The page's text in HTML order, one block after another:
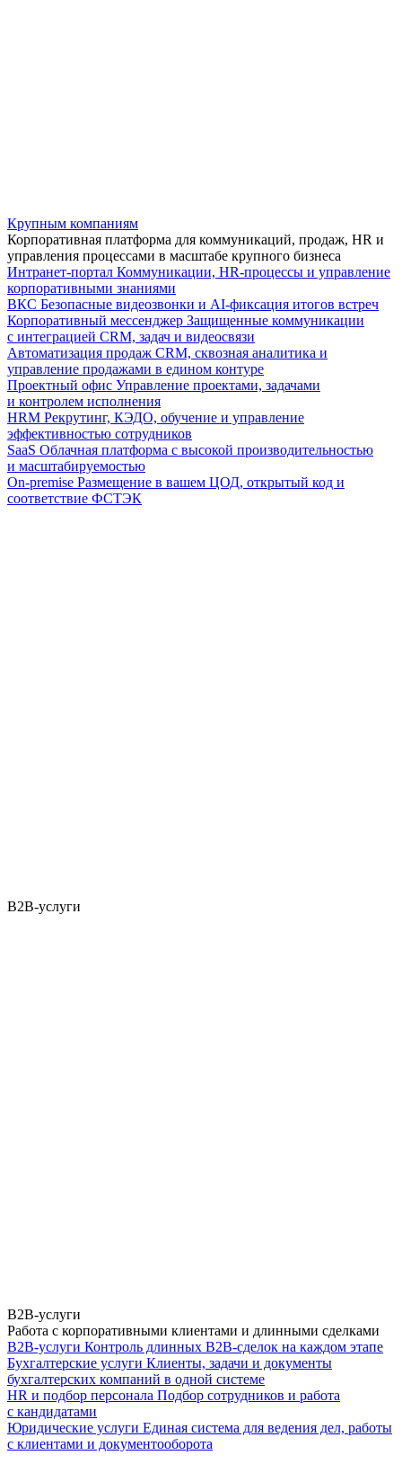
Крупным компаниям
Корпоративная платформа для коммуникаций, продаж, HR и
управления процессами в масштабе крупного бизнеса
Интранет-портал Коммуникации, HR-процессы и управление
корпоративными знаниями
ВКС Безопасные видеозвонки и AI-фиксация итогов встреч
Корпоративный мессенджер Защищенные коммуникации
с интеграцией CRM, задач и видеосвязи
Автоматизация продаж CRM, сквозная аналитика и
управление продажами в едином контуре
Проектный офис Управление проектами, задачами
и контролем исполнения
HRM Рекрутинг, КЭДО, обучение и управление
эффективностью сотрудников
SaaS Облачная платформа с высокой производительностью
и масштабируемостью
On-premise Размещение в вашем ЦОД, открытый код и
соответствие ФСТЭК
B2B-услуги
B2B-услуги
Работа с корпоративными клиентами и длинными сделками
B2B-услуги Контроль длинных B2B-сделок на каждом этапе
Бухгалтерские услуги Клиенты, задачи и документы
бухгалтерских компаний в одной системе
HR и подбор персонала Подбор сотрудников и работа
с кандидатами
Юридические услуги Единая система для ведения дел, работы
с клиентами и документооборота